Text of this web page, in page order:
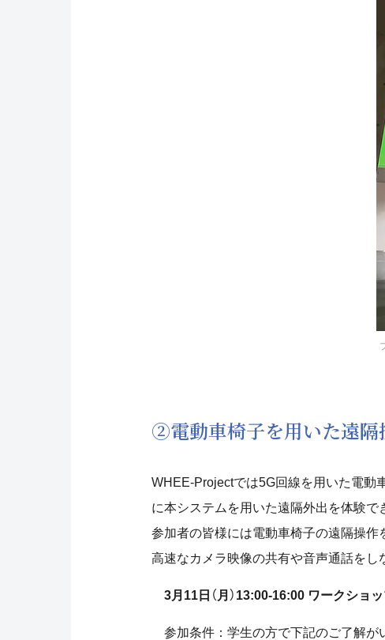
②電動車椅子を用いた遠隔
WHEE-Projectでは5G回線を用いた電動
に本システムを用いた遠隔外出を体験で
参加者の皆様には電動車椅子の遠隔操
高速なカメラ映像の共有や音声通話をし
3月11日（月）13:00-16:00 ワークショ
参加条件：学生の方で下記のご了解